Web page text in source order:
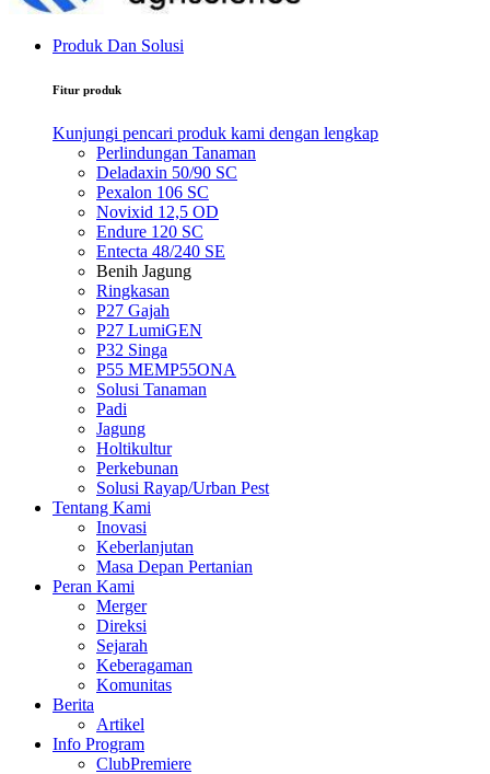
Produk Dan Solusi
Fitur produk
Kunjungi pencari produk kami dengan lengkap
Perlindungan Tanaman
Deladaxin 50/90 SC
Pexalon 106 SC
Novixid 12,5 OD
Endure 120 SC
Entecta 48/240 SE
Benih Jagung
Ringkasan
P27 Gajah
P27 LumiGEN
P32 Singa
P55 MEMP55ONA
Solusi Tanaman
Padi
Jagung
Holtikultur
Perkebunan
Solusi Rayap/Urban Pest
Tentang Kami
Inovasi
Keberlanjutan
Masa Depan Pertanian
Peran Kami
Merger
Direksi
Sejarah
Keberagaman
Komunitas
Berita
Artikel
Info Program
ClubPremiere